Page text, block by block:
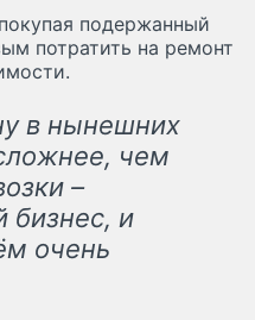
подержанный
потратить на ремонт
в нынешних
чем
–
бизнес, и
очень